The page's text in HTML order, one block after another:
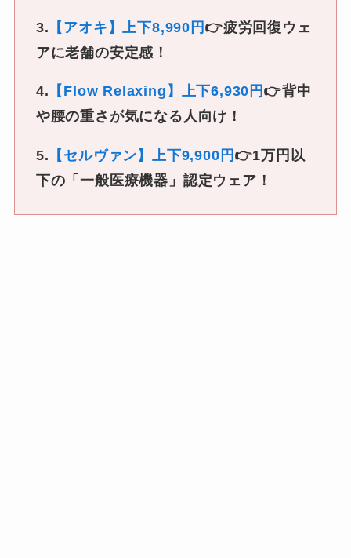
3. 【アオキ】上下8,990円 👉疲労回復ウェ
アに老舗の安定感！
4. 【Flow Relaxing】上下6,930円 👉背中
や腰の重さが気になる人向け！
5. 【セルヴァン】上下9,900円 👉1万円以
下の「一般医療機器」認定ウェア！